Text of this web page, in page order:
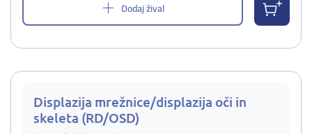
Dodaj žival
Displazija mrežnice/displazija oči in
skeleta (RD/OSD)